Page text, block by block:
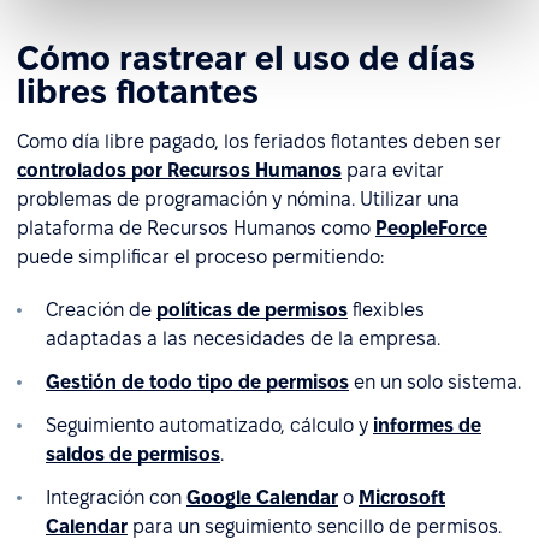
Cómo rastrear el uso de días
libres flotantes
Como día libre pagado, los feriados flotantes deben ser
controlados por Recursos Humanos para evitar
problemas de programación y nómina. Utilizar una
plataforma de Recursos Humanos como PeopleForce
puede simplificar el proceso permitiendo:
Creación de políticas de permisos flexibles
adaptadas a las necesidades de la empresa.
Gestión de todo tipo de permisos en un solo sistema.
Seguimiento automatizado, cálculo y informes de
saldos de permisos.
Integración con Google Calendar o Microsoft
Calendar para un seguimiento sencillo de permisos.